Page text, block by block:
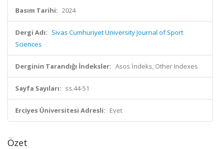
Basım Tarihi: 2024
Dergi Adı: Sivas Cumhuriyet University Journal of Sport
Sciences
Derginin Tarandığı İndeksler: Asos İndeks, Other Indexes
Sayfa Sayıları: ss.44-51
Erciyes Üniversitesi Adresli: Evet
Özet